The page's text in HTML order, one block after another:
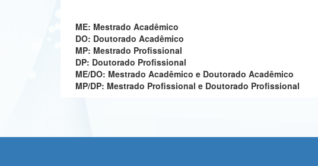
ME: Mestrado Acadêmico
DO: Doutorado Acadêmico
MP: Mestrado Profissional
DP: Doutorado Profissional
ME/DO: Mestrado Acadêmico e Doutorado Acadêmico
MP/DP: Mestrado Profissional e Doutorado Profissional